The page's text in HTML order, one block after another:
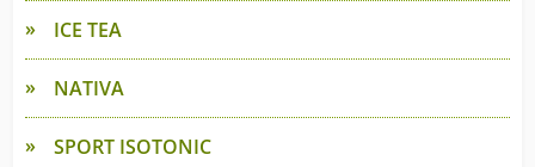
ICE TEA
NATIVA
SPORT ISOTONIC